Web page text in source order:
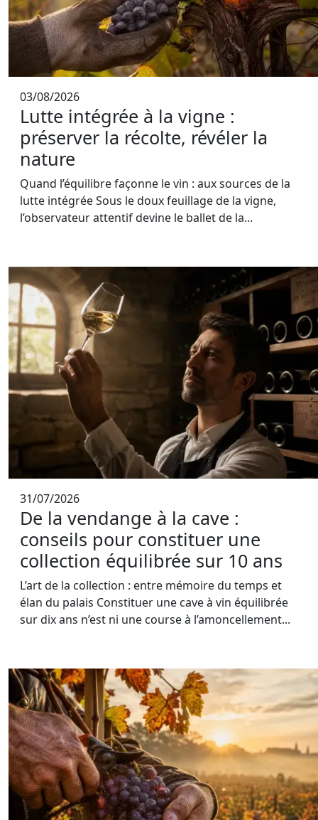
03/08/2026
Lutte intégrée à la vigne :
préserver la récolte, révéler la
nature
Quand l’équilibre façonne le vin : aux sources de la
lutte intégrée Sous le doux feuillage de la vigne,
l’observateur attentif devine le ballet de la...
31/07/2026
De la vendange à la cave :
conseils pour constituer une
collection équilibrée sur 10 ans
L’art de la collection : entre mémoire du temps et
élan du palais Constituer une cave à vin équilibrée
sur dix ans n’est ni une course à l’amoncellement...